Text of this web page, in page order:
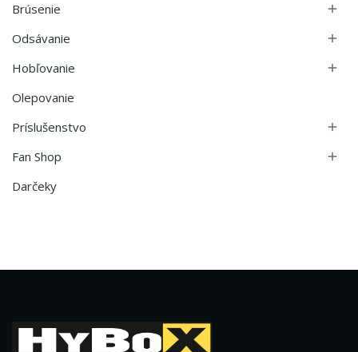
Brúsenie 
Odsávanie 
Hobľovanie 
Olepovanie
Príslušenstvo

Fan Shop 
Darčeky